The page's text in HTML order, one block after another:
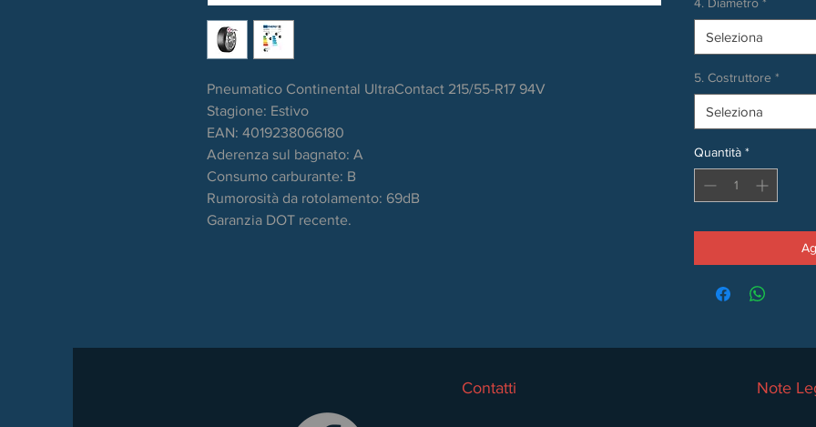
Pneumatico Continental UltraContact 215/55-R17 94V
Stagione: Estivo
EAN: 4019238066180
Aderenza sul bagnato: A
Consumo carburante: B
Rumorosità da rotolamento: 69dB
Garanzia DOT recente.
Seleziona
5. Costruttore *
Seleziona
Quantità *
Contatti Note